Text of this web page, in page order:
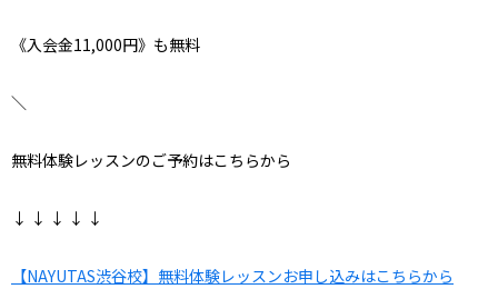
《入会金11,000円》も無料
＼
無料体験レッスンのご予約はこちらから
↓ ↓ ↓ ↓ ↓
【NAYUTAS渋谷校】無料体験レッスンお申し込みはこちらから